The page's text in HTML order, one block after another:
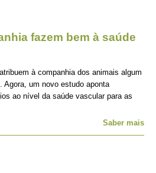
fazem bem à saúde
à companhia dos animais algum
Agora, um novo estudo aponta
ao nível da saúde vascular para as
Saber mais